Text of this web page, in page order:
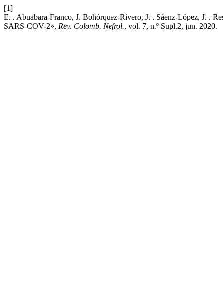
[1]
E. . Abuabara-Franco, J. Bohórquez-Rivero, J. . Sáenz-López, J. .
SARS-COV-2», Rev. Colomb. Nefrol., vol. 7, n.º Supl.2, jun. 2020.